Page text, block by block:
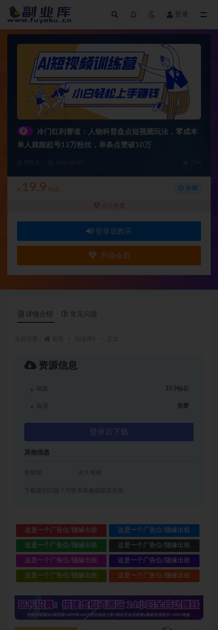
登录
#
冷门红利赛道：人物科普盘点短视频玩法，零成本
单人就能起号13万粉丝，单条点赞破10万
¥ 19.9 钻石 收藏
会员免费
登录后购买
升级会员
详情介绍 常见问题
资源信息
萌新 19.9钻石
会员 免费
登录后下载
其他信息
有效期 永久有效
下载遇到问题？可联系客服或留言反馈
这是一个广告位/随缘出租 这是一个广告位/随缘出租
这是一个广告位/随缘出租 这是一个广告位/随缘出租
这是一个广告位/随缘出租 这是一个广告位/随缘出租
这是一个广告位/随缘出租 这是一个广告位/随缘出租